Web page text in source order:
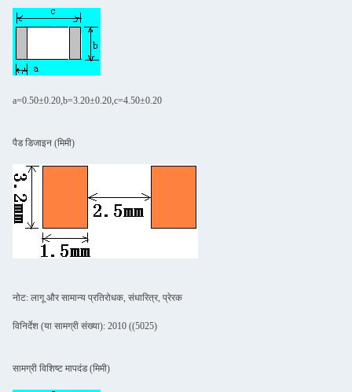
a=0.50±0.20,b=3.20±0.20,c=4.50±0.20
पैड डिजाइन (मिमी)
नोट: लागू और सामान्य प्रतिरोधक, संधारित्र, प्रेरक
विनिर्देश (या सामग्री संख्या): 2010 ((5025)
सामग्री विशिष्ट मापदंड (मिमी)